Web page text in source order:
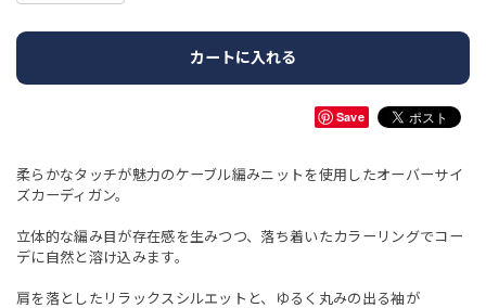
カートに入れる
Save
柔らかなタッチが魅力のケーブル編みニットを使用したオーバーサイ
ズカーディガン。
立体的な編み目が存在感を生みつつ、落ち着いたカラーリングでコー
デに自然と溶け込みます。
肩を落としたリラックスシルエットと、ゆるく丸みの出る袖が